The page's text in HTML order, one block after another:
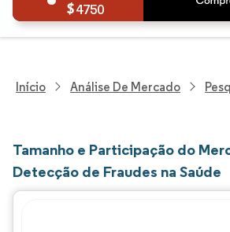
4750
Início Análise De Mercado
Tamanho e Participação do
Detecção de Fraudes na Saúde